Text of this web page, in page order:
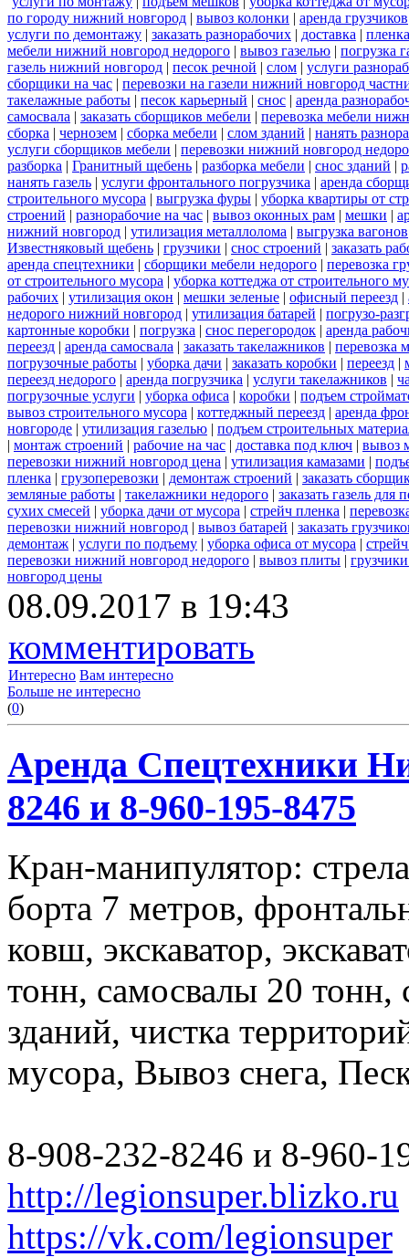
по городу нижний новгород | вывоз колонки | аренда грузчиков
услуги по демонтажу | заказать разнорабочих | доставка | пленка
мебели нижний новгород недорого | вывоз газелью | погрузка
газель нижний новгород | песок речной | слом | услуги
сборщики на час | перевозки на газели нижний новгород
такелажные работы | песок карьерный | снос | аренда
самосвала | заказать сборщиков мебели | перевозка мебели
сборка | чернозем | сборка мебели | слом зданий | нанять
услуги сборщиков мебели | перевозки нижний новгород
разборка | Гранитный щебень | разборка мебели | снос зданий |
нанять газель | услуги фронтального погрузчика | аренда
строительного мусора | выгрузка фуры | уборка квартиры от
строений | разнорабочие на час | вывоз оконных рам | мешки |
нижний новгород | утилизация металлолома | выгрузка вагонов
Известняковый щебень | грузчики | снос строений | заказать
аренда спецтехники | сборщики мебели недорого | перевозка
от строительного мусора | уборка коттеджа от строительного
рабочих | утилизация окон | мешки зеленые | офисный переезд |
недорого нижний новгород | утилизация батарей | погрузо-
картонные коробки | погрузка | снос перегородок | аренда
переезд | аренда самосвала | заказать такелажников | перевозка
погрузочные работы | уборка дачи | заказать коробки | переезд |
переезд недорого | аренда погрузчика | услуги такелажников |
погрузочные услуги | уборка офиса | коробки | подъем
вывоз строительного мусора | коттеджный переезд | аренда
новгороде | утилизация газелью | подъем строительных
| монтаж строений | рабочие на час | доставка под ключ | вывоз
перевозки нижний новгород цена | утилизация камазами |
пленка | грузоперевозки | демонтаж строений | заказать
земляные работы | такелажники недорого | заказать газель
сухих смесей | уборка дачи от мусора | стрейч пленка |
перевозки нижний новгород | вывоз батарей | заказать
демонтаж | услуги по подъему | уборка офиса от мусора |
перевозки нижний новгород недорого | вывоз плиты |
новгород цены
08.09.2017 в 19:43
комментировать
Интересно Вам интересно
Больше не интересно
(0)
Аренда Спецтехники
8246 и 8-960-195-8475
Кран-манипулятор:
борта 7 метров,
ковш, экскаватор,
тонн, самосвалы 20
зданий, чистка
мусора, Вывоз снега,
8-908-232-8246 и 8-960-
http://legionsuper.blizko.ru
https://vk.com/legionsuper